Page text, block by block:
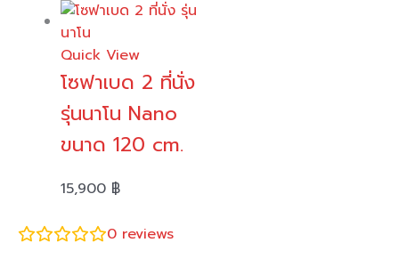
Quick View
โซฟาเบด 2 ที่นั่ง
รุ่นนาโน Nano
ขนาด 120 cm.
15,900 ฿
0 reviews